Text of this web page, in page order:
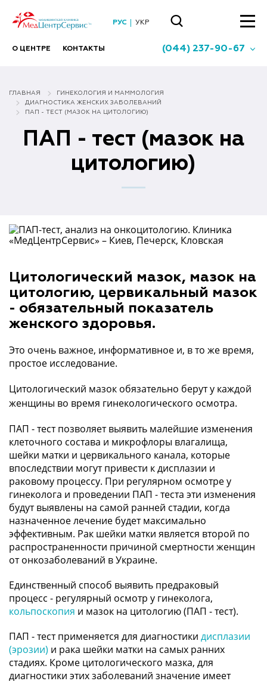
РУС УКР
О ЦЕНТРЕ КОНТАКТЫ (044) 237-90-67
ГЛАВНАЯ
ГИНЕКОЛОГИЯ И МАММОЛОГИЯ
ДИАГНОСТИКА ЖЕНСКИХ ЗАБОЛЕВАНИЙ
ПАП - ТЕСТ (МАЗОК НА ЦИТОЛОГИЮ)
ПАП - тест (мазок на
цитологию)
Цитологический мазок, мазок на
цитологию, цервикальный мазок
- обязательный показатель
женского здоровья.
Это очень важное, информативное и, в то же время,
простое исследование.
Цитологический мазок обязательно берут у каждой
женщины во время гинекологического осмотра.
ПАП - тест позволяет выявить малейшие изменения
клеточного состава и микрофлоры влагалища,
шейки матки и цервикального канала, которые
впоследствии могут привести к дисплазии и
раковому процессу. При регулярном осмотре у
гинеколога и проведении ПАП - теста эти изменения
будут выявлены на самой ранней стадии, когда
назначенное лечение будет максимально
эффективным. Рак шейки матки является второй по
распространенности причиной смертности женщин
от онкозаболеваний в Украине.
Единственный способ выявить предраковый
процесс - регулярный осмотр у гинеколога,
кольпоскопия и мазок на цитологию (ПАП - тест).
ПАП - тест применяется для диагностики дисплазии
(эрозии) и рака шейки матки на самых ранних
стадиях. Кроме цитологического мазка, для
диагностики этих заболеваний значение имеет